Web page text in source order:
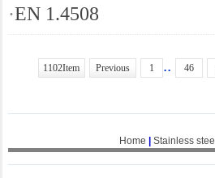
·EN 1.4508
1102Item Previous 1 .. 46
Home Stainless steel